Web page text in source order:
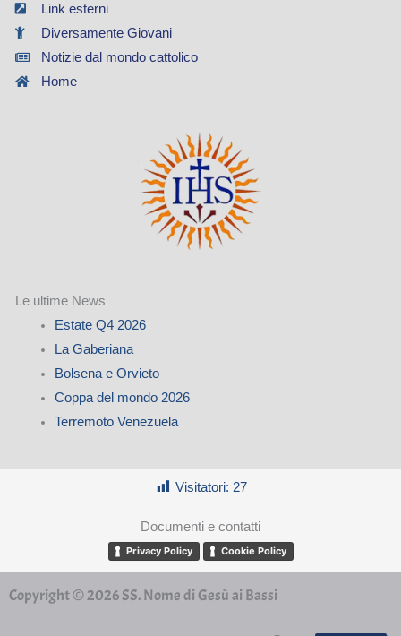
Link esterni
Diversamente Giovani
Notizie dal mondo cattolico
Home
Le ultime News
Estate Q4 2026
La Gaberiana
Bolsena e Orvieto
Coppa del mondo 2026
Terremoto Venezuela
Visitatori: 27
Documenti e contatti
Privacy Policy Cookie Policy
Copyright © 2026 SS. Nome di Gesù ai Bassi